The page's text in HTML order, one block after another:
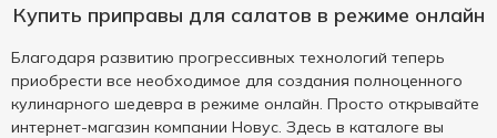
Купить приправы для салатов в режиме онлайн
Благодаря развитию прогрессивных технологий теперь
приобрести все необходимое для создания полноценного
кулинарного шедевра в режиме онлайн. Просто открывайте
интернет-магазин компании Новус. Здесь в каталоге вы